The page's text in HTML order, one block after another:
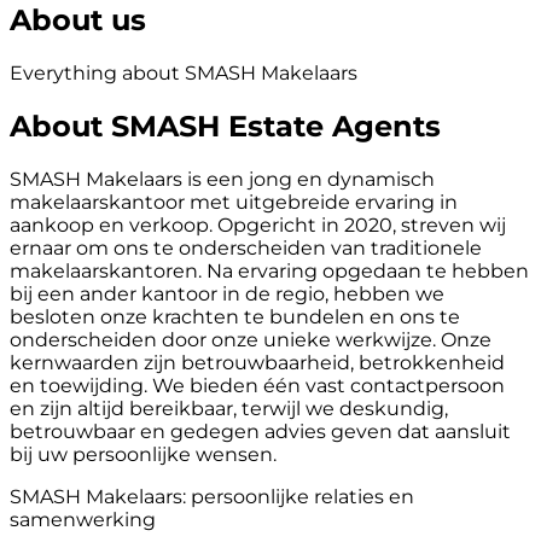
About us
Everything about SMASH Makelaars
About SMASH Estate Agents
SMASH Makelaars is een jong en dynamisch
makelaarskantoor met uitgebreide ervaring in
aankoop en verkoop. Opgericht in 2020, streven wij
ernaar om ons te onderscheiden van traditionele
makelaarskantoren. Na ervaring opgedaan te hebben
bij een ander kantoor in de regio, hebben we
besloten onze krachten te bundelen en ons te
onderscheiden door onze unieke werkwijze. Onze
kernwaarden zijn betrouwbaarheid, betrokkenheid
en toewijding. We bieden één vast contactpersoon
en zijn altijd bereikbaar, terwijl we deskundig,
betrouwbaar en gedegen advies geven dat aansluit
bij uw persoonlijke wensen.
SMASH Makelaars: persoonlijke relaties en
samenwerking